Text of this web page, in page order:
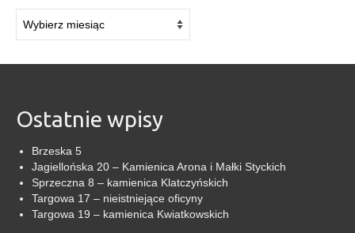
Ostatnie wpisy
Brzeska 5
Jagiellońska 20 – Kamienica Arona i Małki Styckich
Sprzeczna 8 – kamienica Klatczyńskich
Targowa 17 – nieistniejące oficyny
Targowa 19 – kamienica Kwiatkowskich